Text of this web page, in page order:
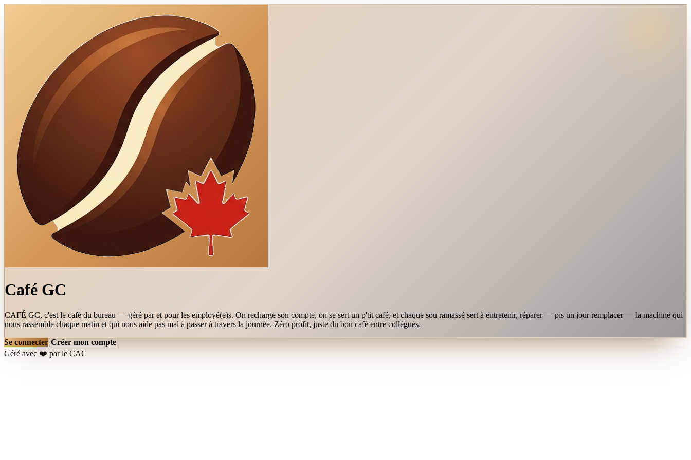
Café GC
CAFÉ GC, c'est le café du bureau — géré par et pour les employé(e)s. On recharge son compte, on se sert un p'tit café, et chaque sou ramassé sert à entretenir, réparer — pis un jour remplacer — la machine qui
nous rassemble chaque matin et qui nous aide pas mal à passer à travers la journée. Zéro profit, juste du bon café entre collègues.
Se connecter Créer mon compte
Géré avec ❤️ par le CAC